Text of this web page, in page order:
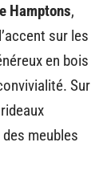
Hamptons,
sur les
en bois
Sur
meubles